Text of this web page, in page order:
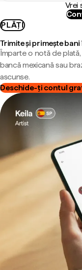
Vrei
PLĂȚI
Trimite și primește
Împarte o notă de
bancă mexicană sau
ascunse.
Deschide-ți contul